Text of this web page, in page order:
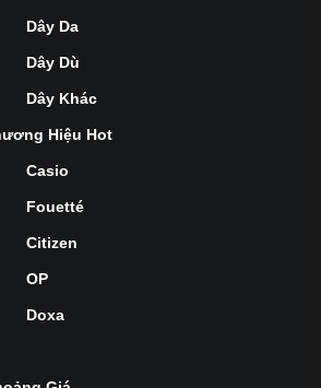
Dây Da
Dây Dù
Dây Khác
Hiệu Hot
Casio
Fouetté
Citizen
OP
Doxa